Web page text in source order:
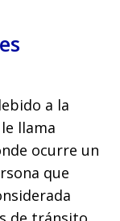
a la
llama
ocurre un
que